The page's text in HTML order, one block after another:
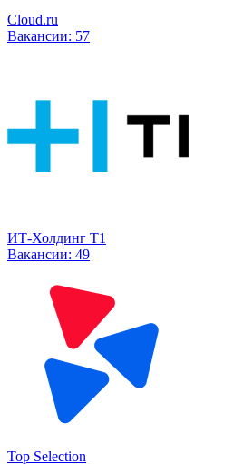
Cloud.ru
Вакансии: 57
ИТ-Холдинг Т1
Вакансии: 49
Top Selection